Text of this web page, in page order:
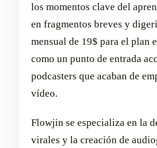
los momentos clave del
en fragmentos breves y
mensual de 19$ para el plan
como un punto de entrada
podcasters que acaban de
vídeo.
Flowjin se especializa en la
virales y la creación de